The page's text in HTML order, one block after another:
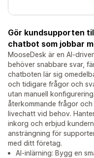
Gör kundsupporten
chatbot som jobbar
MooseDesk är en AI-
behöver snabbare svar,
chatboten lär sig
och tidigare frågor och
utan manuell
återkommande frågor och
livechatt vid behov.
inkorg och erbjud
ansträngning för
med ditt företag.
AI-inlärning: Bygg en